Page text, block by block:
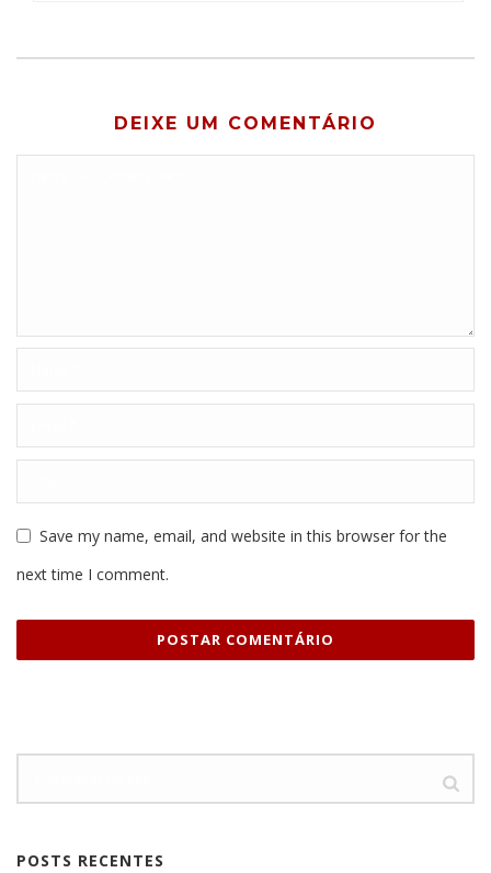
DEIXE UM COMENTÁRIO
Save my name, email, and website in this browser for the
next time I comment.
POSTS RECENTES